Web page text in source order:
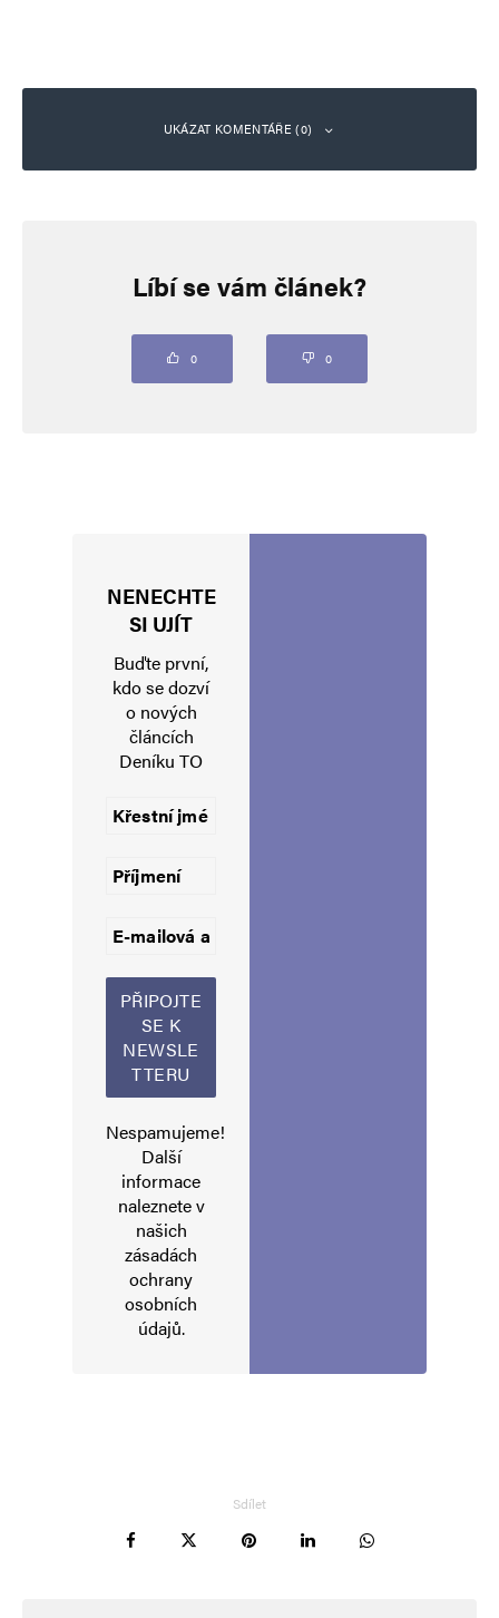
UKÁZAT KOMENTÁŘE (0)
Vaše e-mailová adresa nebude zveřejněna. Vyžadované informace jsou
Uložit do prohlížeče jméno, e-mail a webovou stránku pro budoucí
Informujte mě o nových komentářích e-mailem.
Alternative:
Líbí se vám článek?
0 0
NENECHTE
SI UJÍT
Buďte první,
kdo se dozví
o nových
článcích
Deníku TO
Nespamujeme!
Další
informace
naleznete v
našich
zásadách
ochrany
osobních
údajů.
Sdílet